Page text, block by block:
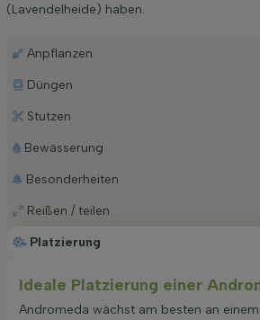
(Lavendelheide) haben.
Platzierung
Anpflanzen
Düngen
Stutzen
Bewässerung
Besonderheiten
Reißen / teilen
Ideale Platzierung einer
Andromeda wächst am besten an